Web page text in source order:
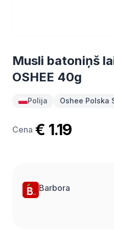
Musli batoniņš
OSHEE 40g
Polija Oshee Polska
Cena € 1.19
Barbora